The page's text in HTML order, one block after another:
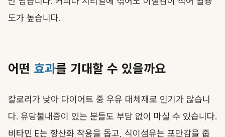
도가 높습니다.
어떤 효과를 기대할 수 있을까요
칼로리가 낮아 다이어트 중 우유 대체재로 인기가 많습니
다. 유당불내증이 있는 분들도 부담 없이 마실 수 있습니다.
비타민 E는 항산화 작용을 돕고, 식이섬유는 포만감을 줍